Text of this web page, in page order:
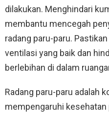
dilakukan. Menghindari
membantu mencegah
radang paru-paru.
ventilasi yang baik dan
berlebihan di dalam
Radang paru-paru adalah
mempengaruhi